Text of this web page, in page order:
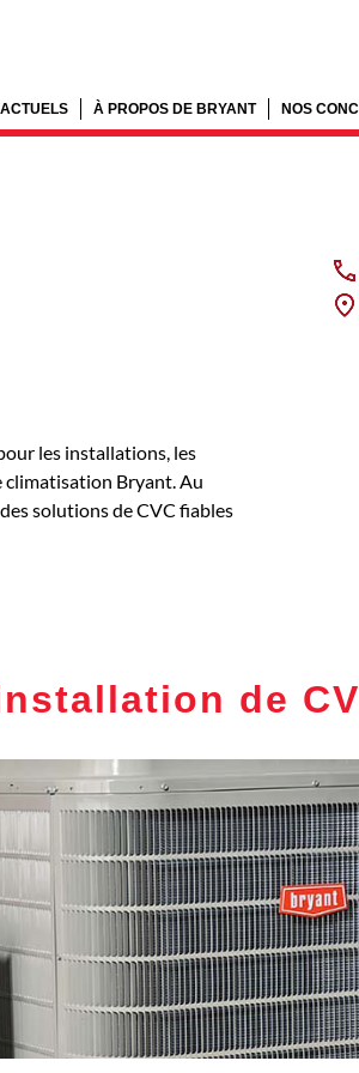
À PROPOS DE BRYANT NOS
les installations, les
climatisation Bryant. Au
solutions de CVC fiables
de